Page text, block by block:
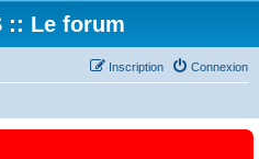
:: Le forum
Connexion
Inscription